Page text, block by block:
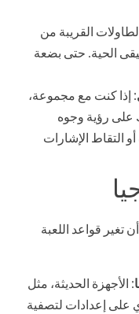
القريبة من
الحية. حتى بضعة
: إذا كنت مع مجموعة،
على رؤية وجوه
التقاط الإشارات
قواعد اللعبة
: الأجهزة الحديثة، مثل
على إعدادات لتصفية